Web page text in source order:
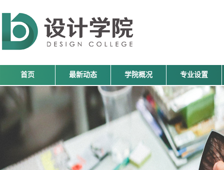
首页 最新动态 学院概况 专业设置